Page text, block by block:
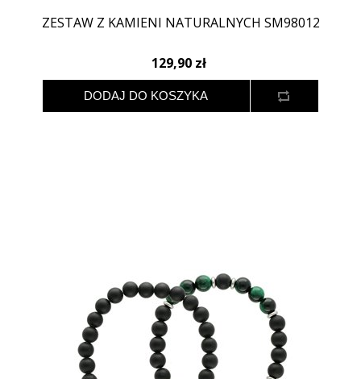
ZESTAW Z KAMIENI NATURALNYCH SM98012
129,90 zł